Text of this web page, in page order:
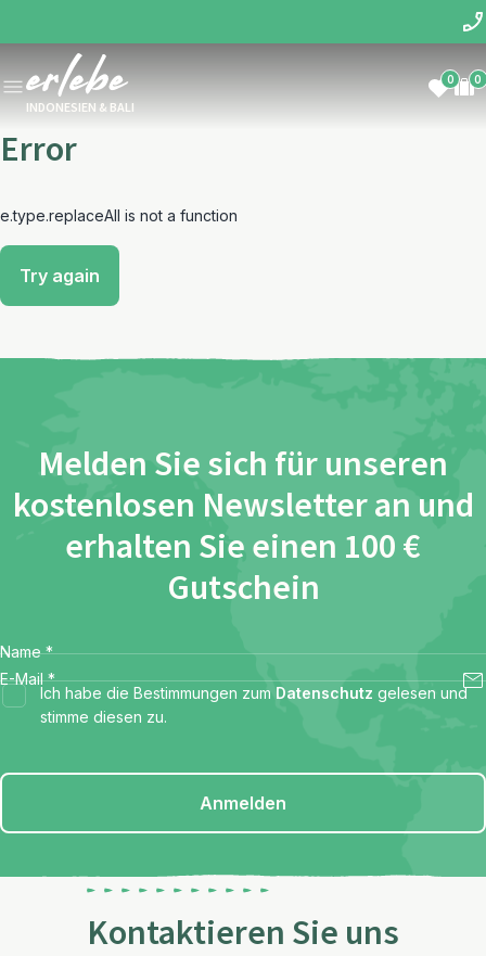
INDONESIEN & BALI
0 0
Error
e.type.replaceAll is not a function
Try again
Melden Sie sich für unseren
kostenlosen Newsletter an und
erhalten Sie einen 100 €
Gutschein
Name *
E-Mail *
Ich habe die Bestimmungen zum Datenschutz gelesen und
stimme diesen zu.
Anmelden
Kontaktieren Sie uns